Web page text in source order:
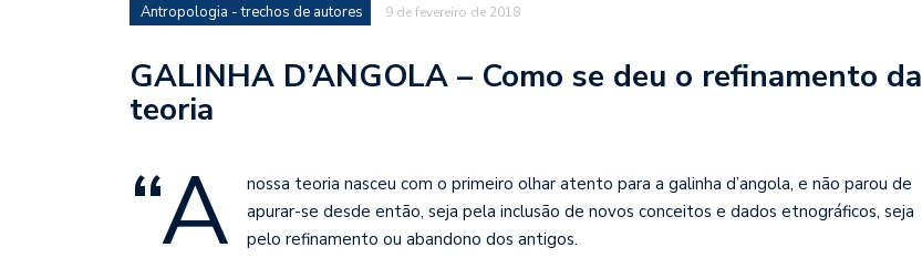
Antropologia - trechos de autores 9 de fevereiro de 2018
GALINHA D’ANGOLA – Como se deu o refinamento da
teoria
“A
nossa teoria nasceu com o primeiro olhar atento para a galinha d’angola, e não parou de
apurar-se desde então, seja pela inclusão de novos conceitos e dados etnográficos, seja
pelo refinamento ou abandono dos antigos.